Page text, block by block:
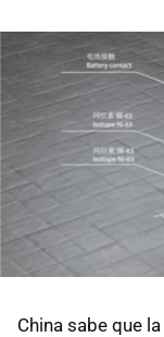
China sabe que la